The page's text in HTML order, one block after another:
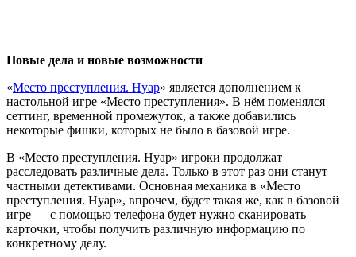
Новые дела и новые возможности
«Место преступления. Нуар» является дополнением к
настольной игре «Место преступления». В нём поменялся
сеттинг, временной промежуток, а также добавились
некоторые фишки, которых не было в базовой игре.
В «Место преступления. Нуар» игроки продолжат
расследовать различные дела. Только в этот раз они станут
частными детективами. Основная механика в «Место
преступления. Нуар», впрочем, будет такая же, как в базовой
игре — с помощью телефона будет нужно сканировать
карточки, чтобы получить различную информацию по
конкретному делу.